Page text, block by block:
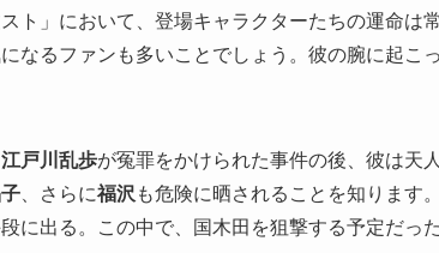
ト」において、登場キャラクターたちの運命は
なるファンも多いことでしょう。彼の腕に起こ
江戸川乱歩が冤罪をかけられた事件の後、彼は天
、さらに福沢 も危険に晒されることを知ります
に出る。この中で、国木田を狙撃する予定だっ